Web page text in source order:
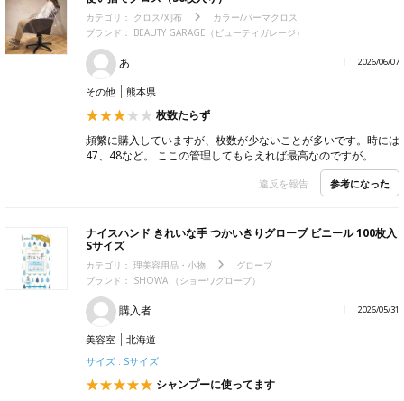
カテゴリ： クロス/刈布
カラー/パーマクロス
ブランド： BEAUTY GARAGE（ビューティガレージ）
あ 2026/06/07
その他 熊本県
枚数たらず
頻繁に購入していますが、枚数が少ないことが多いです。時には
47、48など。 ここの管理してもらえれば最高なのですが。
違反を報告 参考になった
ナイスハンド きれいな手 つかいきりグローブ ビニール 100枚入
Sサイズ
カテゴリ： 理美容用品・小物
グローブ
ブランド： SHOWA （ショーワグローブ）
購入者 2026/05/31
美容室
北海道
サイズ : Sサイズ
シャンプーに使ってます